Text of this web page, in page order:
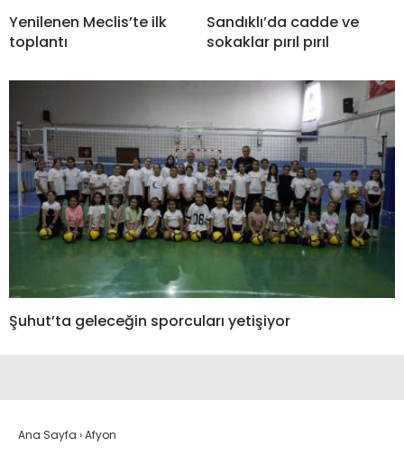
Yenilenen Meclis’te ilk
toplantı
Sandıklı’da cadde ve
sokaklar pırıl pırıl
Şuhut’ta geleceğin sporcuları yetişiyor
Ana Sayfa ›Afyon